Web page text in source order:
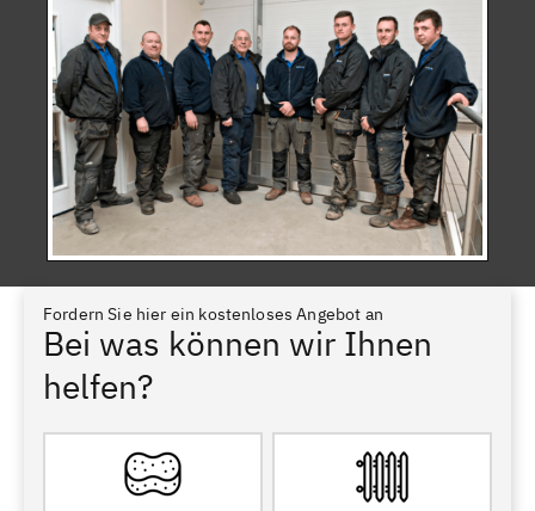
Fordern Sie hier ein kostenloses Angebot an
Bei was können wir Ihnen
helfen?